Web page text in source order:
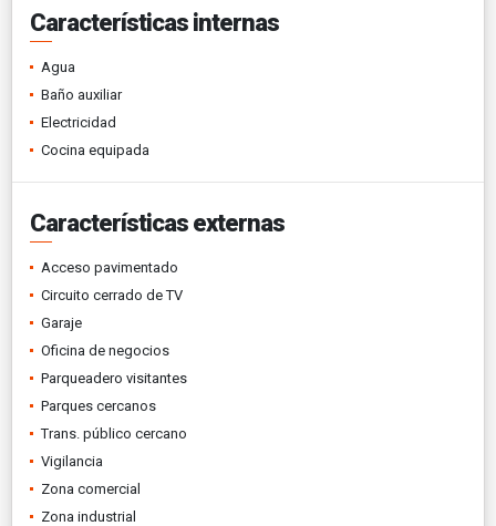
Características internas
Agua
Baño auxiliar
Electricidad
Cocina equipada
Características externas
Acceso pavimentado
Circuito cerrado de TV
Garaje
Oficina de negocios
Parqueadero visitantes
Parques cercanos
Trans. público cercano
Vigilancia
Zona comercial
Zona industrial